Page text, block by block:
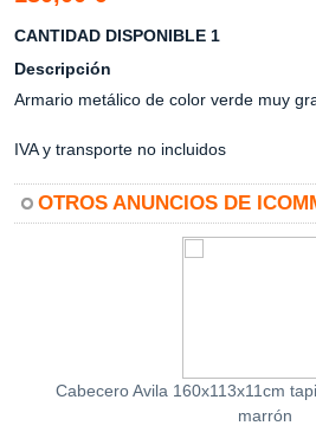
CANTIDAD DISPONIBLE 1
Descripción
Armario metálico de color verde muy
IVA y transporte no incluidos
OTROS ANUNCIOS DE
Cabecero Avila 160x113x11cm
marrón